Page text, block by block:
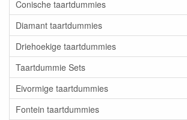
Conische taartdummies
Diamant taartdummies
Driehoekige taartdummies
Taartdummie Sets
Eivormige taartdummies
Fontein taartdummies